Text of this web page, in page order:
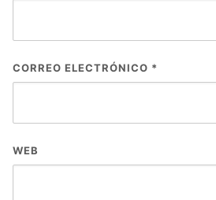
CORREO ELECTRÓNICO *
WEB